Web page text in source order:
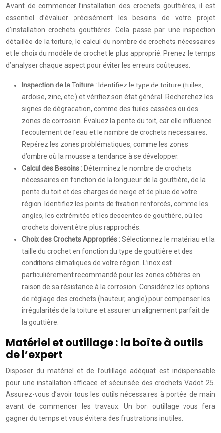
Avant de commencer l’installation des crochets gouttières, il est
essentiel d’évaluer précisément les besoins de votre projet
d’installation crochets gouttières. Cela passe par une inspection
détaillée de la toiture, le calcul du nombre de crochets nécessaires
et le choix du modèle de crochet le plus approprié. Prenez le temps
d’analyser chaque aspect pour éviter les erreurs coûteuses.
Inspection de la Toiture : Identifiez le type de toiture (tuiles,
ardoise, zinc, etc.) et vérifiez son état général. Recherchez les
signes de dégradation, comme des tuiles cassées ou des
zones de corrosion. Évaluez la pente du toit, car elle influence
l’écoulement de l’eau et le nombre de crochets nécessaires.
Repérez les zones problématiques, comme les zones
d’ombre où la mousse a tendance à se développer.
Calcul des Besoins : Déterminez le nombre de crochets
nécessaires en fonction de la longueur de la gouttière, de la
pente du toit et des charges de neige et de pluie de votre
région. Identifiez les points de fixation renforcés, comme les
angles, les extrémités et les descentes de gouttière, où les
crochets doivent être plus rapprochés.
Choix des Crochets Appropriés :Sélectionnez le matériau et la
taille du crochet en fonction du type de gouttière et des
conditions climatiques de votre région. L’inox est
particulièrement recommandé pour les zones côtières en
raison de sa résistance à la corrosion. Considérez les options
de réglage des crochets (hauteur, angle) pour compenser les
irrégularités de la toiture et assurer un alignement parfait de
la gouttière.
Matériel et outillage : la boîte à outils
de l’expert
Disposer du matériel et de l’outillage adéquat est indispensable
pour une installation efficace et sécurisée des crochets Vadot 25.
Assurez-vous d’avoir tous les outils nécessaires à portée de main
avant de commencer les travaux. Un bon outillage vous fera
gagner du temps et vous évitera des frustrations inutiles.